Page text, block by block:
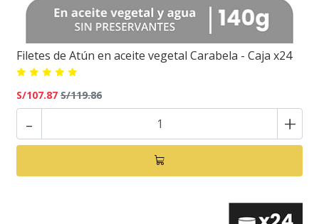
Filetes de Atún en aceite vegetal Carabela - Caja x24
S/107.87 S/119.86
- +